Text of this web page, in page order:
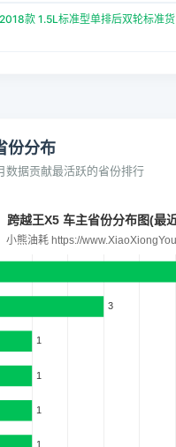
款 1.5L标准型单排后双轮标准货
份分布
数据贡献最活跃的省份排行